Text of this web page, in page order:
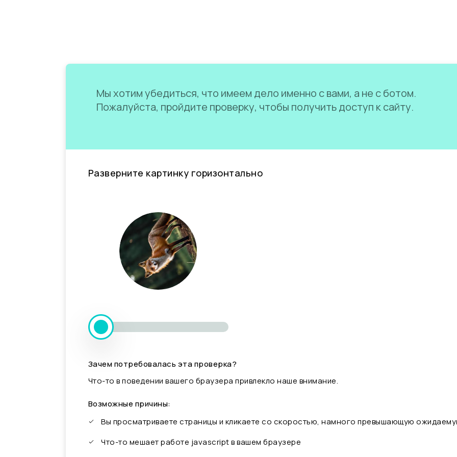
Мы хотим убедиться, что имеем дело именно с вами, а не с ботом.
Пожалуйста, пройдите проверку, чтобы получить доступ к сайту.
Разверните картинку горизонтально
Зачем потребовалась эта проверка?
Что-то в поведении вашего браузера привлекло наше внимание.
Возможные причины:
Вы просматриваете страницы и кликаете со скоростью, намного превышающую
Что-то мешает работе javascript в вашем браузере